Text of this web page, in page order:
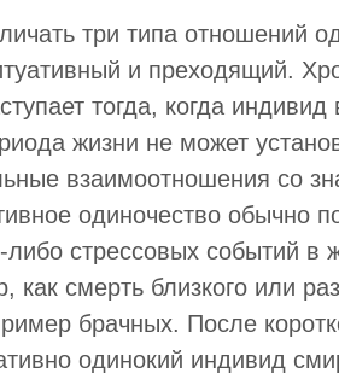
три типа отношений
и преходящий.
тогда, когда индивид
жизни не может
взаимоотношения со
одиночество обычно
либо стрессовых событий в
как смерть близкого или
брачных. После
одинокий индивид